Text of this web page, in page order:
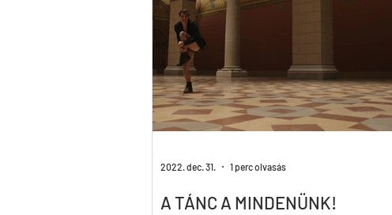
A TÁNC A MINDENÜNK!
2022. dec. 31. 1 perc olvasás